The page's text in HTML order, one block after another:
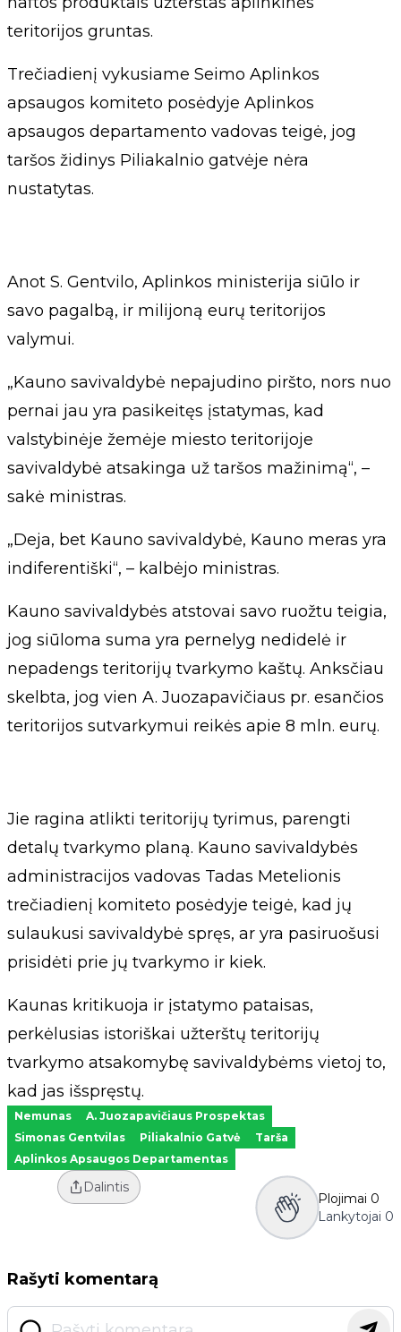
teritorijos gruntas.
Trečiadienį vykusiame Seimo Aplinkos
apsaugos komiteto posėdyje Aplinkos
apsaugos departamento vadovas teigė, jog
taršos židinys Piliakalnio gatvėje nėra
nustatytas.
Anot S. Gentvilo, Aplinkos ministerija siūlo ir
savo pagalbą, ir milijoną eurų teritorijos
valymui.
„Kauno savivaldybė nepajudino piršto, nors nuo
pernai jau yra pasikeitęs įstatymas, kad
valstybinėje žemėje miesto teritorijoje
savivaldybė atsakinga už taršos mažinimą“, –
sakė ministras.
„Deja, bet Kauno savivaldybė, Kauno meras yra
indiferentiški“, – kalbėjo ministras.
Kauno savivaldybės atstovai savo ruožtu teigia,
jog siūloma suma yra pernelyg nedidelė ir
nepadengs teritorijų tvarkymo kaštų. Anksčiau
skelbta, jog vien A. Juozapavičiaus pr. esančios
teritorijos sutvarkymui reikės apie 8 mln. eurų.
Jie ragina atlikti teritorijų tyrimus, parengti
detalų tvarkymo planą. Kauno savivaldybės
administracijos vadovas Tadas Metelionis
trečiadienį komiteto posėdyje teigė, kad jų
sulaukusi savivaldybė spręs, ar yra pasiruošusi
prisidėti prie jų tvarkymo ir kiek.
Kaunas kritikuoja ir įstatymo pataisas,
perkėlusias istoriškai užterštų teritorijų
tvarkymo atsakomybę savivaldybėms vietoj to,
kad jas išspręstų.
Nemunas
A. Juozapavičiaus Prospektas
Simonas Gentvilas
Piliakalnio Gatvė
Tarša
Aplinkos Apsaugos Departamentas
Dalintis
Plojimai 0
Lankytojai 0
Rašyti komentarą